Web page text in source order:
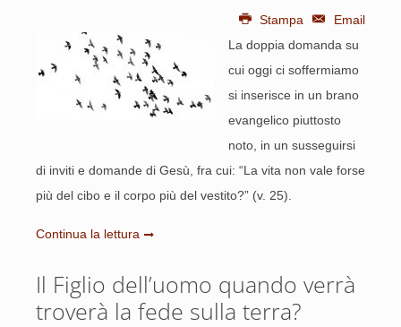
Stampa
Email
La doppia domanda su
cui oggi ci soffermiamo
si inserisce in un brano
evangelico piuttosto
noto, in un susseguirsi
di inviti e domande di Gesù, fra cui: “La vita non vale forse
più del cibo e il corpo più del vestito?” (v. 25).
Continua la lettura
Il Figlio dell’uomo quando verrà
troverà la fede sulla terra?